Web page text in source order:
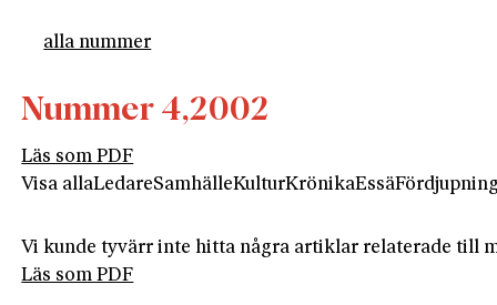
alla nummer
Nummer 4,2002
Läs som PDF
Visa allaLedareSamhälleKulturKrönikaEssä
Vi kunde tyvärr inte hitta några artiklar relaterade till
Läs som PDF